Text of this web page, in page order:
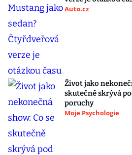
Auto.cz
Život jako
skutečně skrývá
poruchy
Moje Psychologie